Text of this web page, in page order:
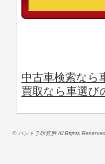
中古車検索なら
買取なら車選び
© バントラ研究所 All Rights Reserved